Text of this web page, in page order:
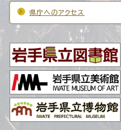
県庁へのアクセス